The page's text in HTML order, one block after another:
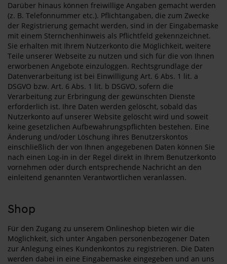
Darüber hinaus können freiwillige Angaben gemacht werden
(z. B. Telefonnummer etc.). Pflichtangaben, die zum Zwecke
der Registrierung gemacht werden, sind in der Eingabemaske
mit einem Sternchenhinweis als Pflichtfeld gekennzeichnet.
Sie erhalten mit Ihrem Nutzerkonto die Möglichkeit, weitere
Teile unserer Webseite zu nutzen und sich für die von Ihnen
erworbenen Angebote einzuloggen. Rechtsgrundlage der
Datenverarbeitung ist bei Einwilligung Art. 6 Abs. 1 lit. a
DSGVO bzw. Art. 6 Abs. 1 lit. b DSGVO, sofern die
Verarbeitung zur Erbringung der gewünschten Dienste
erforderlich ist. Ihre Daten werden gelöscht, sobald das
Nutzerkonto auf unserer Website gelöscht wird und soweit
keine gesetzlichen Aufbewahrungspflichten bestehen. Eine
Änderung und/oder Löschung ihres Benutzerskontos
einschließlich der von Ihnen angegebenen Daten können Sie
nach einen Log-in in der Regel direkt in Ihrem Benutzerkonto
vornehmen oder durch entsprechende Nachricht an den
einleitend genannten Verantwortlichen veranlassen.
Shop
Für den Zugang zu unserem Onlineshop bieten wir die
Möglichkeit, sich unter Angaben personenbezogener Daten
zur Anlegung eines Kundenkontos zu registrieren. Die Daten
werden dabei in eine Eingabemaske eingegeben und an uns